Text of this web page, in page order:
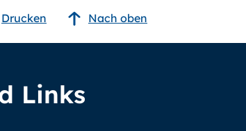
Nach oben
Drucken
Links